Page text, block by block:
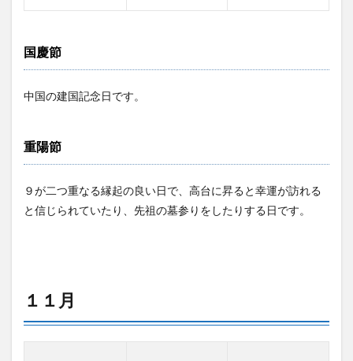
国慶節
中国の建国記念日です。
重陽節
９が二つ重なる縁起の良い日で、高台に昇ると幸運が訪れる
と信じられていたり、先祖の墓参りをしたりする日です。
１１月